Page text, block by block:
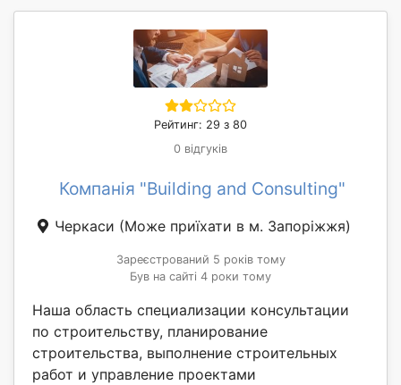
Рейтинг: 29 з 80
0 відгуків
Компанія "Building and Consulting"
Черкаси (Може приїхати в м. Запоріжжя)
Зареєстрований 5 років тому
Був на сайті 4 роки тому
Наша область специализации консультации
по строительству, планирование
строительства, выполнение строительных
работ и управление проектами